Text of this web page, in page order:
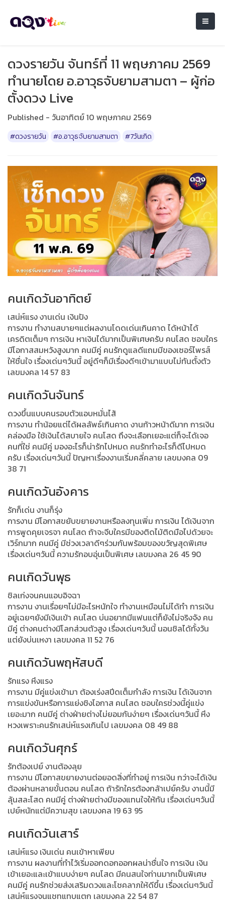
ดวงรายวัน จันทร์ที่ 11 พฤษภาคม 2569
ทำนายโดย อ.อาวุธจับยามสามตา – ผู้ก่อ
ตั้งดวง Live
Published - วันอาทิตย์ 10 พฤษภาคม 2569
#ดวงรายวัน #อ.อาวุธจับยามสามตา #7วันเกิด
คนเกิดวันอาทิตย์
เสน่ห์แรง งานเด่น เงินปัง
การงาน ทำงานสบายๆแต่ผลงานโดดเด่นเกินคาด ได้หน้าได้
เครดิตเต็มๆ การเงิน หาเงินได้มากเป็นพิเศษครับ คนโสด ชอบใคร
มีโอกาสสมหวังสูงมาก คนมีคู่ คนรักดูแลดีแถมมีของเซอร์ไพรส์
ให้ชื่นใจ เรื่องเด่นๆวันนี้ อยู่ดีๆก็มีเรื่องดีๆเข้ามาแบบไม่ทันตั้งตัว
เลขมงคล 14 57 83
คนเกิดวันจันทร์
ดวงขึ้นแบบคนรอบตัวแอบหมั่นไส้
การงาน ทำน้อยแต่ได้ผลลัพธ์เกินคาด งานก้าวหน้าดีมาก การเงิน
คล่องมือ ใช้เงินได้สบายใจ คนโสด ถึงจะเลือกเยอะแต่ก็จะได้เจอ
คนที่ใช่ คนมีคู่ มองอะไรก็น่ารักไปหมด คนรักทำอะไรก็ดีไปหมด
ครับ เรื่องเด่นๆวันนี้ ปัญหาเรื่องงานเริ่มคลี่คลาย เลขมงคล 09
38 71
คนเกิดวันอังคาร
รักก็เด่น งานก็รุ่ง
การงาน มีโอกาสขยับขยายงานหรือลงทุนเพิ่ม การเงิน ได้เงินจาก
การพูดคุยเจรจา คนโสด ถ้าจะจีบใครมีของติดไม้ติดมือไปด้วยจะ
เวิร์กมาก คนมีคู่ มีช่วงเวลาดีๆร่วมกันพร้อมของขวัญสุดพิเศษ
เรื่องเด่นๆวันนี้ ความรักอบอุ่นเป็นพิเศษ เลขมงคล 26 45 90
คนเกิดวันพุธ
ชิลเก่งจนคนแอบอิจฉา
การงาน งานเรื่อยๆไม่มีอะไรหนักใจ ทำงานเหมือนไม่ได้ทำ การเงิน
อยู่เฉยๆยังมีเงินเข้า คนโสด บ่นอยากมีแฟนแต่ก็ยังไม่จริงจัง คน
มีคู่ ต่างคนต่างมีโลกส่วนตัวสูง เรื่องเด่นๆวันนี้ นอนชิลได้ทั้งวัน
แต่ยังบ่นเหงา เลขมงคล 11 52 76
คนเกิดวันพฤหัสบดี
รักแรง หึงแรง
การงาน มีคู่แข่งเข้ามา ต้องเร่งสปีดเต็มกำลัง การเงิน ได้เงินจาก
การแข่งขันหรือการแย่งชิงโอกาส คนโสด ชอบใครช่วงนี้คู่แข่ง
เยอะมาก คนมีคู่ ต่างฝ่ายต่างไม่ยอมกันง่ายๆ เรื่องเด่นๆวันนี้ หึง
หวงเพราะคนรักเสน่ห์แรงเกินไป เลขมงคล 08 49 88
คนเกิดวันศุกร์
รักต้องเปย์ งานต้องลุย
การงาน มีโอกาสขยายงานต่อยอดสิ่งที่ทำอยู่ การเงิน กว่าจะได้เงิน
ต้องผ่านหลายขั้นตอน คนโสด ถ้ารักใครต้องกล้าเปย์ครับ งานนี้มี
ลุ้นสละโสด คนมีคู่ ต่างฝ่ายต่างมีของแทนใจให้กัน เรื่องเด่นๆวันนี้
เปย์หนักแต่มีความสุข เลขมงคล 19 63 95
คนเกิดวันเสาร์
เสน่ห์แรง เงินเด่น คนเข้าหาเพียบ
การงาน ผลงานที่ทำไว้เริ่มออกดอกออกผลน่าชื่นใจ การเงิน เงิน
เข้าเยอะและเข้าแบบง่ายๆ คนโสด มีคนสนใจท่านมากเป็นพิเศษ
คนมีคู่ คนรักช่วยส่งเสริมดวงและโชคลาภให้ดีขึ้น เรื่องเด่นๆวันนี้
เสน่ห์แรงจนแชทแทบแตก เลขมงคล 22 54 87